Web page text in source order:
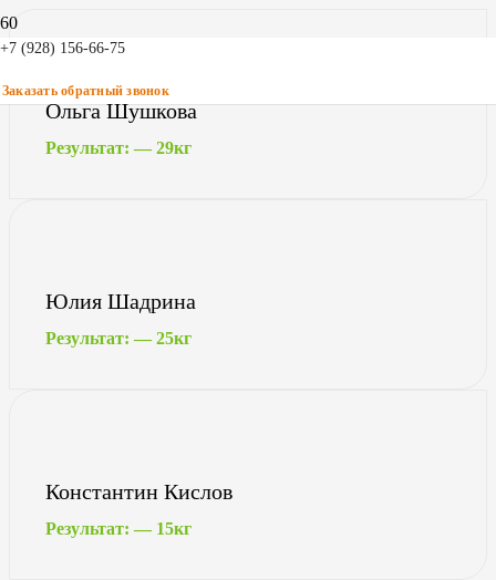
+7 (928) 156-66-75
Заказать обратный звонок
Ольга Шушкова
Результат: — 29кг
Юлия Шадрина
Результат: — 25кг
Константин Кислов
Результат: — 15кг